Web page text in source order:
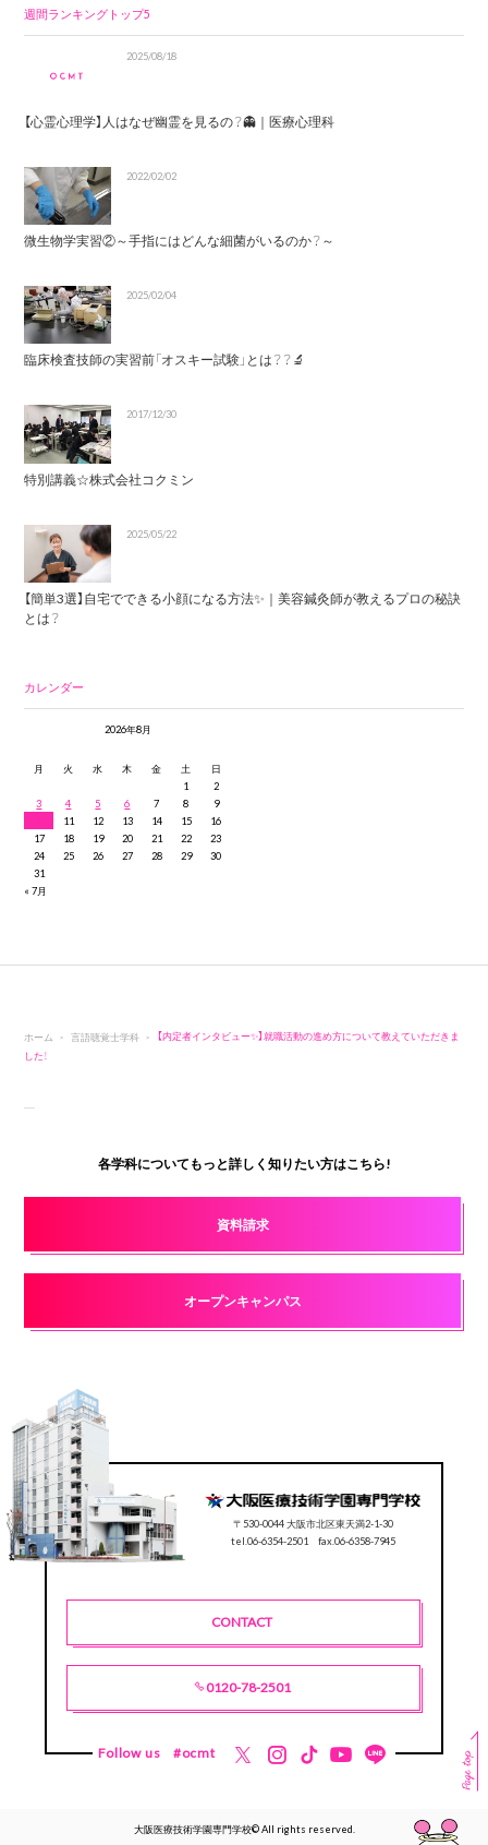
週間ランキングトップ5
2025/08/18
【心霊心理学】人はなぜ幽霊を見るの？👻｜医療心理科
2022/02/02
微生物学実習②～手指にはどんな細菌がいるのか？～
2025/02/04
臨床検査技師の実習前「オスキー試験」とは？？🔬
2017/12/30
特別講義☆株式会社コクミン
2025/05/22
【簡単3選】自宅でできる小顔になる方法✨｜美容鍼灸師が教えるプロの秘訣
とは？
カレンダー
2026年8月
月 火 水 木 金 土
日
1
2
3
4 5 6 7 8
9
11 12 13 14 15
16
17
18 19 20 21 22
23
24
25 26 27 28 29
30
31
« 7月
ホーム 言語聴覚士学科
【内定者インタビュー✨】就職活動の進め方について教えていただきま
した！
各学科についてもっと詳しく知りたい方はこちら!
資料請求
オープンキャンパス
〒530-0044 大阪市北区東天満2-1-30
tel.06-6354-2501 fax.06-6358-7945
CONTACT
0120-78-2501
Follow us #ocmt
大阪医療技術学園専門学校© All rights reserved.